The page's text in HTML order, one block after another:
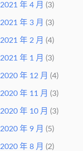
2021 年 4 月 (3)
2021 年 3 月 (3)
2021 年 2 月 (4)
2021 年 1 月 (3)
2020 年 12 月 (4)
2020 年 11 月 (3)
2020 年 10 月 (3)
2020 年 9 月 (5)
2020 年 8 月 (2)